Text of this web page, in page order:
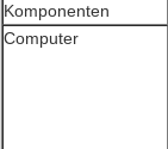
Komponenten
Computer